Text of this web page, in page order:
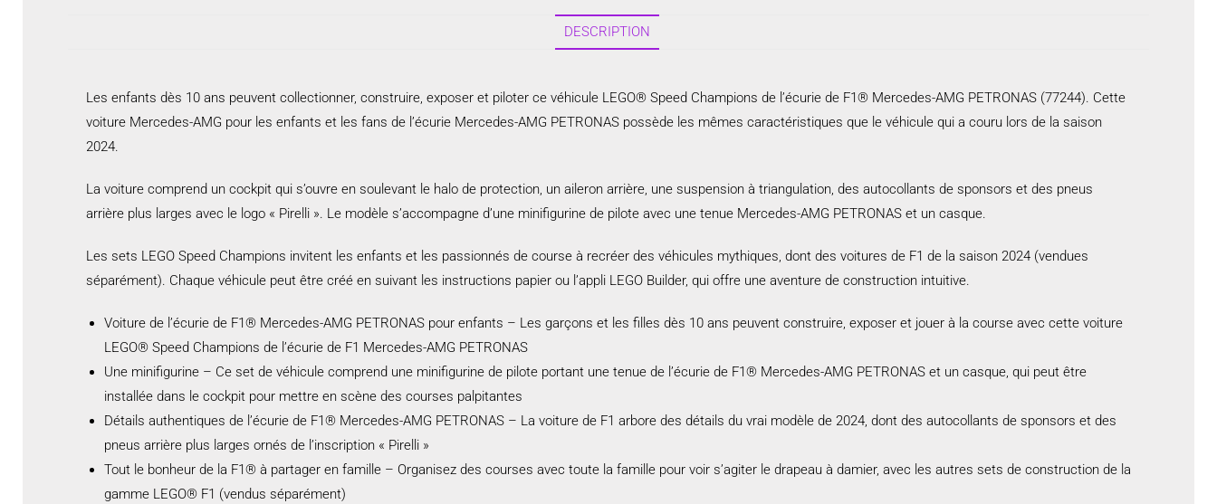
DESCRIPTION
Les enfants dès 10 ans peuvent collectionner, construire, exposer et piloter ce véhicule LEGO® Speed Champions de l’écurie de F1® Mercedes-AMG PETRONAS (77244). Cette
voiture Mercedes-AMG pour les enfants et les fans de l’écurie Mercedes-AMG PETRONAS possède les mêmes caractéristiques que le véhicule qui a couru lors de la saison
2024.
La voiture comprend un cockpit qui s’ouvre en soulevant le halo de protection, un aileron arrière, une suspension à triangulation, des autocollants de sponsors et des pneus
arrière plus larges avec le logo « Pirelli ». Le modèle s’accompagne d’une minifigurine de pilote avec une tenue Mercedes-AMG PETRONAS et un casque.
Les sets LEGO Speed Champions invitent les enfants et les passionnés de course à recréer des véhicules mythiques, dont des voitures de F1 de la saison 2024 (vendues
séparément). Chaque véhicule peut être créé en suivant les instructions papier ou l’appli LEGO Builder, qui offre une aventure de construction intuitive.
Voiture de l’écurie de F1® Mercedes-AMG PETRONAS pour enfants – Les garçons et les filles dès 10 ans peuvent construire, exposer et jouer à la course avec cette voiture
LEGO® Speed Champions de l’écurie de F1 Mercedes-AMG PETRONAS
Une minifigurine – Ce set de véhicule comprend une minifigurine de pilote portant une tenue de l’écurie de F1® Mercedes-AMG PETRONAS et un casque, qui peut être
installée dans le cockpit pour mettre en scène des courses palpitantes
Détails authentiques de l’écurie de F1® Mercedes-AMG PETRONAS – La voiture de F1 arbore des détails du vrai modèle de 2024, dont des autocollants de sponsors et des
pneus arrière plus larges ornés de l’inscription « Pirelli »
Tout le bonheur de la F1® à partager en famille – Organisez des courses avec toute la famille pour voir s’agiter le drapeau à damier, avec les autres sets de construction de la
gamme LEGO® F1 (vendus séparément)